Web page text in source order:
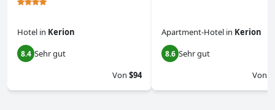
Hotel in Kerion
8.4 Sehr gut
Von $94
Apartment-Hotel in Kerion
8.6 Sehr gut
Von